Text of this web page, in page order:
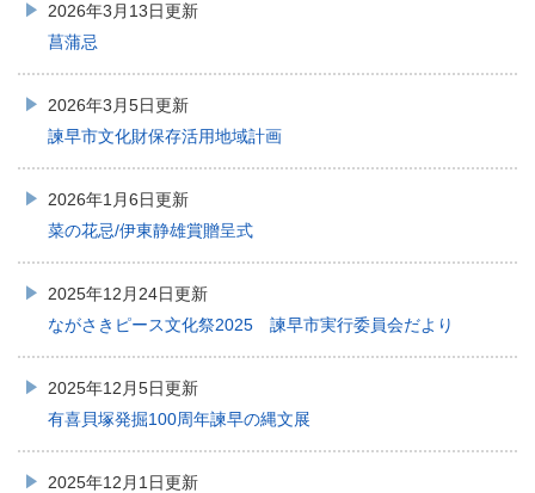
2026年3月13日更新
菖蒲忌
2026年3月5日更新
諫早市文化財保存活用地域計画
2026年1月6日更新
菜の花忌/伊東静雄賞贈呈式
2025年12月24日更新
ながさきピース文化祭2025 諫早市実行委員会だより
2025年12月5日更新
有喜貝塚発掘100周年諫早の縄文展
2025年12月1日更新